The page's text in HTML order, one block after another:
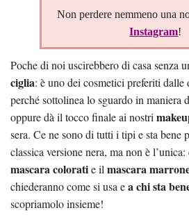
Non perdere nemmeno una
Instagram!
Poche di noi uscirebbero di casa senza
ciglia: è uno dei cosmetici preferiti dalle
perché sottolinea lo sguardo in maniera
oppure dà il tocco finale ai nostri
sera. Ce ne sono di tutti i tipi e sta bene
classica versione nera, ma non è
mascara coloratie il mascara
chiederanno come si usa ea chi sta
scopriamolo insieme!